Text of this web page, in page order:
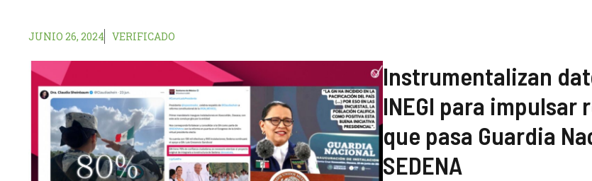
JUNIO 26, 2024 VERIFICADO
Instrumentalizan
INEGI para impulsar
que pasa Guardia
SEDENA